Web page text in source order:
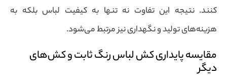
کنند. نتیجه این تفاوت نه تنها به کیفیت لباس بلکه به
هزینه‌های تولید و نگهداری نیز مرتبط می‌شود.
مقایسه پایداری کش لباس رنگ ثابت و کش‌های
دیگر